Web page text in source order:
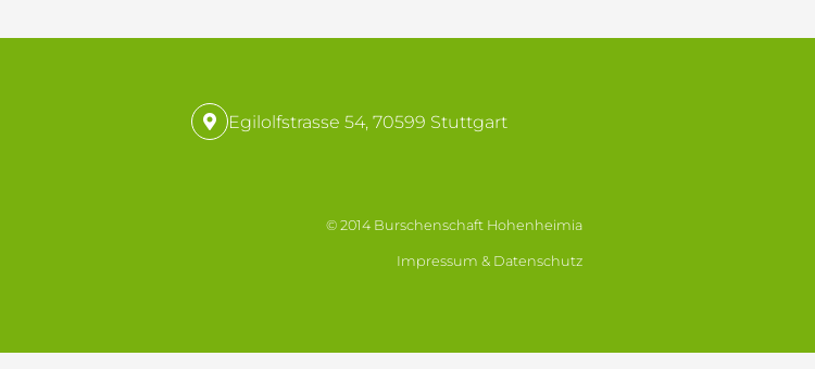
Egilolfstrasse 54, 70599 Stuttgart
© 2014 Burschenschaft Hohenheimia
Impressum & Datenschutz